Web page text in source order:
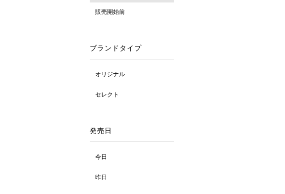
販売開始前
ブランドタイプ
オリジナル
セレクト
発売日
今日
昨日